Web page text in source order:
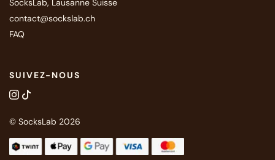
SocksLab, Lausanne Suisse
contact@sockslab.ch
FAQ
SUIVEZ-NOUS
© SocksLab 2026